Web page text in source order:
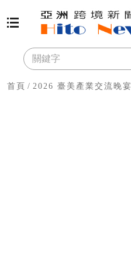
首頁 / 2026 臺美產業交流晚宴